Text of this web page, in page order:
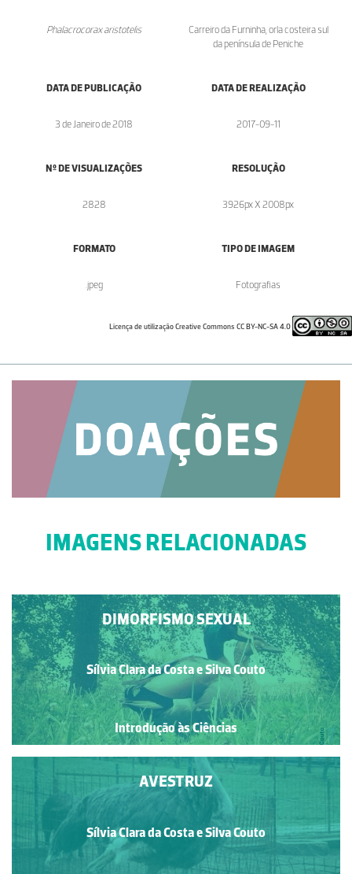
Phalacrocorax aristotelis
Carreiro da Furninha, orla costeira sul
da península de Peniche
DATA DE PUBLICAÇÃO
3 de Janeiro de 2018
DATA DE REALIZAÇÃO
2017-09-11
Nº DE VISUALIZAÇÕES
2828
RESOLUÇÃO
3926px X 2008px
FORMATO
.jpeg
TIPO DE IMAGEM
Fotografias
Licença de utilização Creative Commons CC BY-NC-SA 4.0
IMAGENS RELACIONADAS
DIMORFISMO SEXUAL
Sílvia Clara da Costa e Silva Couto
Introdução às Ciências
AVESTRUZ
Sílvia Clara da Costa e Silva Couto